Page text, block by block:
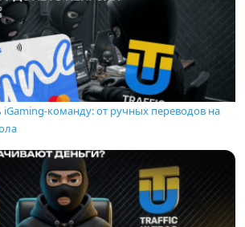
команду: от ручных переводов на